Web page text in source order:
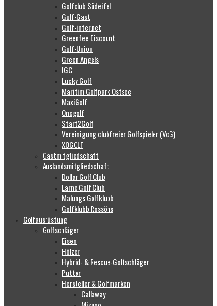
Golfclub Südeifel
Golf-Gast
Golf-inter.net
Greenfee Discount
Golf-Union
Green Angels
IGC
Lucky Golf
Maritim Golfpark Ostsee
MaxiGolf
Onegolf
Start2Golf
Vereinigung clubfreier Golfspieler (VcG)
XOGOLF
Gastmitgliedschaft
Auslandsmitgliedschaft
Dollar Golf Club
Larne Golf Club
Malungs Golfklubb
Golfklubb Rossöns
Golfausrüstung
Golfschläger
Eisen
Hölzer
Hybrid- & Rescue-Golfschläger
Putter
Hersteller & Golfmarken
Callaway